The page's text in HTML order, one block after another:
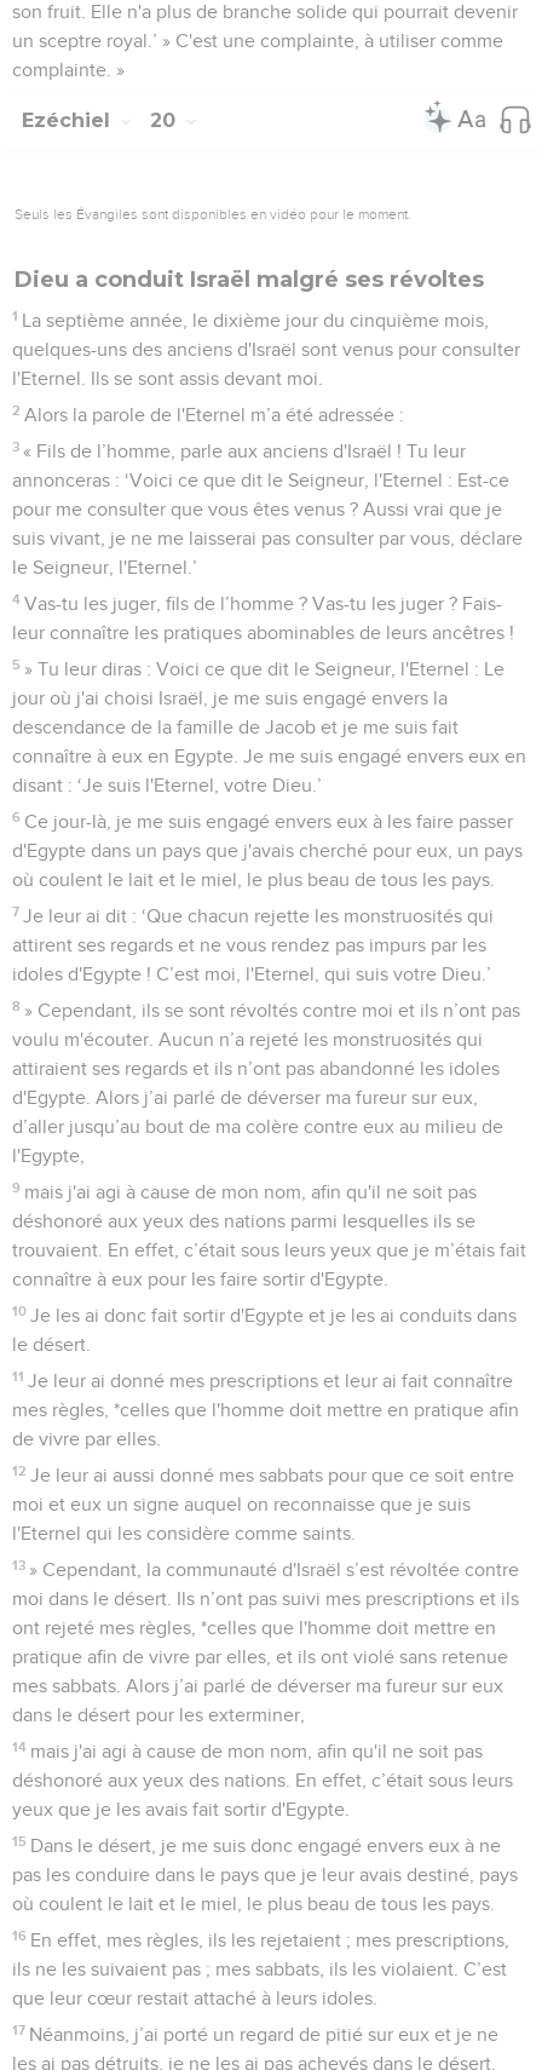
son fruit. Elle n'a plus de branche solide qui pourrait devenir
un sceptre royal.’ » C'est une complainte, à utiliser comme
complainte. »
Ezéchiel 20
Seuls les Évangiles sont disponibles en vidéo pour le moment.
Dieu a conduit Israël malgré ses révoltes
1 La septième année, le dixième jour du cinquième mois,
quelques-uns des anciens d'Israël sont venus pour consulter
l'Eternel. Ils se sont assis devant moi.
2 Alors la parole de l'Eternel m’a été adressée :
3 « Fils de l’homme, parle aux anciens d'Israël ! Tu leur
annonceras : ‘Voici ce que dit le Seigneur, l'Eternel : Est-ce
pour me consulter que vous êtes venus ? Aussi vrai que je
suis vivant, je ne me laisserai pas consulter par vous, déclare
le Seigneur, l'Eternel.’
4 Vas-tu les juger, fils de l’homme ? Vas-tu les juger ? Fais-
leur connaître les pratiques abominables de leurs ancêtres !
5 » Tu leur diras : Voici ce que dit le Seigneur, l'Eternel : Le
jour où j'ai choisi Israël, je me suis engagé envers la
descendance de la famille de Jacob et je me suis fait
connaître à eux en Egypte. Je me suis engagé envers eux en
disant : ‘Je suis l'Eternel, votre Dieu.’
6 Ce jour-là, je me suis engagé envers eux à les faire passer
d'Egypte dans un pays que j'avais cherché pour eux, un pays
où coulent le lait et le miel, le plus beau de tous les pays.
7 Je leur ai dit : ‘Que chacun rejette les monstruosités qui
attirent ses regards et ne vous rendez pas impurs par les
idoles d'Egypte ! C’est moi, l'Eternel, qui suis votre Dieu.’
8 » Cependant, ils se sont révoltés contre moi et ils n’ont pas
voulu m'écouter. Aucun n’a rejeté les monstruosités qui
attiraient ses regards et ils n’ont pas abandonné les idoles
d'Egypte. Alors j’ai parlé de déverser ma fureur sur eux,
d’aller jusqu’au bout de ma colère contre eux au milieu de
l'Egypte,
9 mais j'ai agi à cause de mon nom, afin qu'il ne soit pas
déshonoré aux yeux des nations parmi lesquelles ils se
trouvaient. En effet, c’était sous leurs yeux que je m’étais fait
connaître à eux pour les faire sortir d'Egypte.
10 Je les ai donc fait sortir d'Egypte et je les ai conduits dans
le désert.
11 Je leur ai donné mes prescriptions et leur ai fait connaître
mes règles, *celles que l'homme doit mettre en pratique afin
de vivre par elles.
12 Je leur ai aussi donné mes sabbats pour que ce soit entre
moi et eux un signe auquel on reconnaisse que je suis
l'Eternel qui les considère comme saints.
13 » Cependant, la communauté d'Israël s’est révoltée contre
moi dans le désert. Ils n’ont pas suivi mes prescriptions et ils
ont rejeté mes règles, *celles que l'homme doit mettre en
pratique afin de vivre par elles, et ils ont violé sans retenue
mes sabbats. Alors j’ai parlé de déverser ma fureur sur eux
dans le désert pour les exterminer,
14 mais j'ai agi à cause de mon nom, afin qu'il ne soit pas
déshonoré aux yeux des nations. En effet, c’était sous leurs
yeux que je les avais fait sortir d'Egypte.
15 Dans le désert, je me suis donc engagé envers eux à ne
pas les conduire dans le pays que je leur avais destiné, pays
où coulent le lait et le miel, le plus beau de tous les pays.
16 En effet, mes règles, ils les rejetaient ; mes prescriptions,
ils ne les suivaient pas ; mes sabbats, ils les violaient. C’est
que leur cœur restait attaché à leurs idoles.
17 Néanmoins, j’ai porté un regard de pitié sur eux et je ne
les ai pas détruits, je ne les ai pas achevés dans le désert.